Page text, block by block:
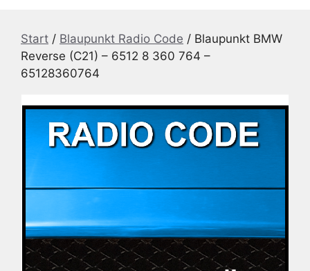
Start / Blaupunkt Radio Code / Blaupunkt BMW
Reverse (C21) – 6512 8 360 764 –
65128360764